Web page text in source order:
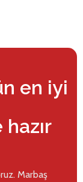
en iyi
Marbaş